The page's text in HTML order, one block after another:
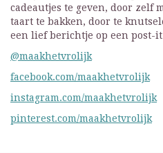
cadeautjes te geven, door zelf
taart te bakken, door te
een lief berichtje op een post-
@maakhetvrolijk
facebook.com/maakhetvrolijk
instagram.com/maakhetvrolijk
pinterest.com/maakhetvrolijk